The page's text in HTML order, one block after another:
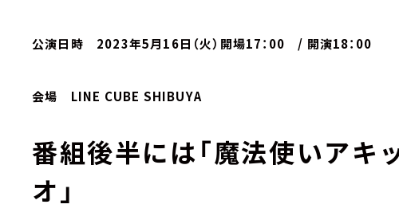
公演日時 2023年5月16日（火）開場17：00 / 開演18：00
会場 LINE CUBE SHIBUYA
番組後半には「魔法使いアキ
オ」